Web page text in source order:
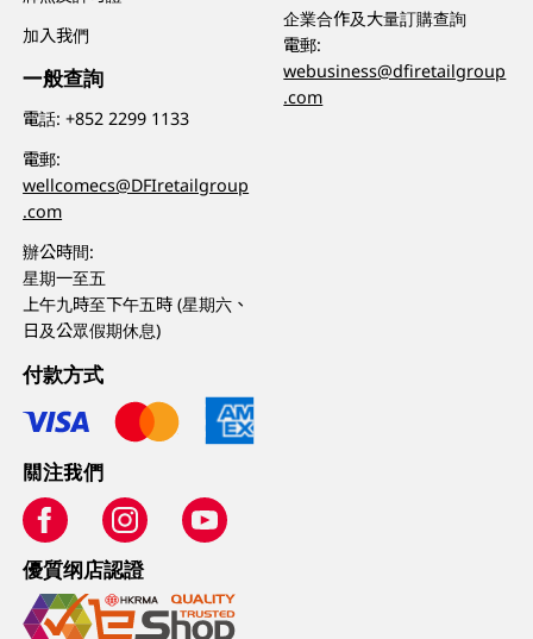
加入我們
一般查詢
電話:+852 2299 1133
電郵:
wellcomecs@DFIretailgroup
.com
辦公時間:
星期一至五
上午九時至下午五時 (星期六、
日及公眾假期休息)
企業合作及大量訂購查詢
電郵:
webusiness@dfiretailgroup
.com
付款方式
關注我們
優質纲店認證